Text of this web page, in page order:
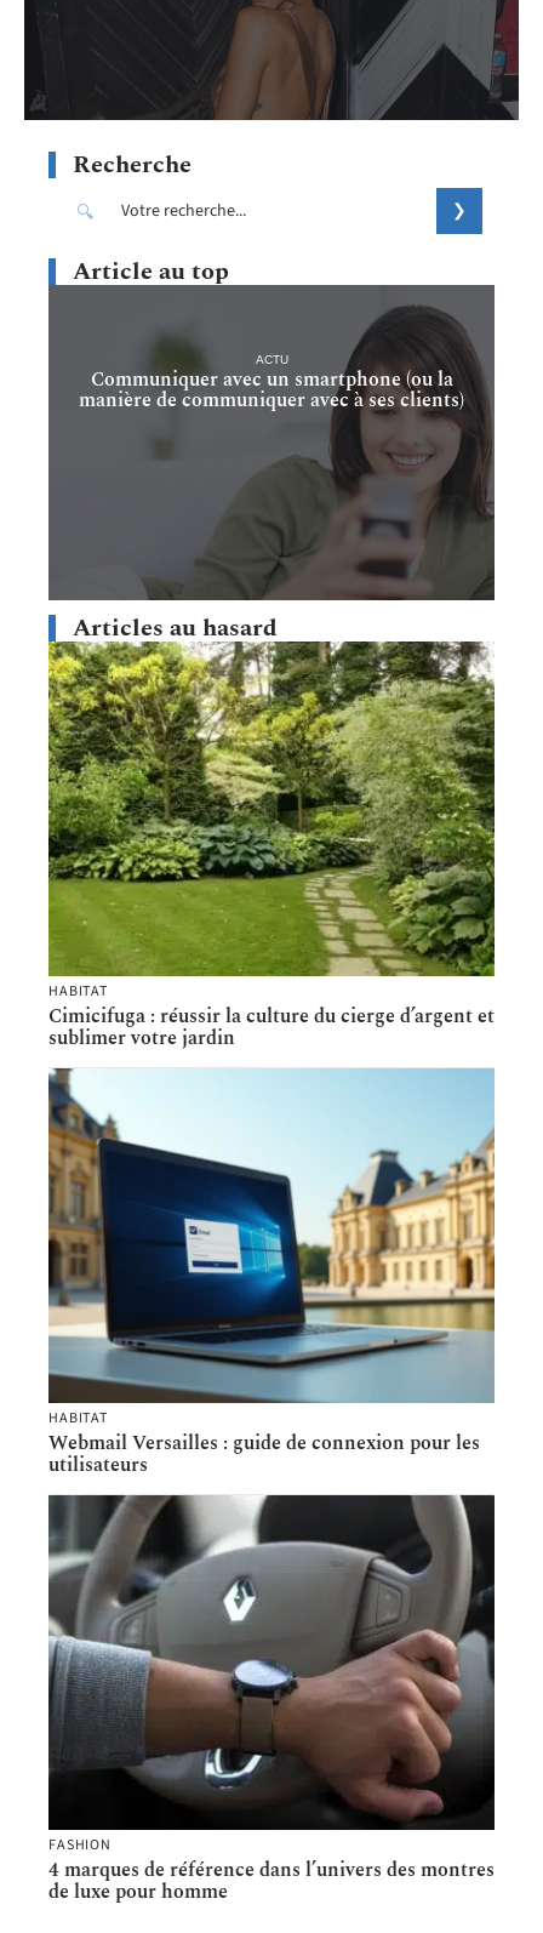
Recherche
Article au top
ACTU
Communiquer avec un smartphone (ou la
manière de communiquer avec à ses clients)
Articles au hasard
HABITAT
Cimicifuga : réussir la culture du cierge d’argent et
sublimer votre jardin
HABITAT
Webmail Versailles : guide de connexion pour les
utilisateurs
FASHION
4 marques de référence dans l’univers des montres
de luxe pour homme